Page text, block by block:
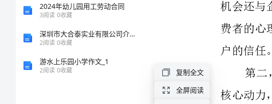
2024年幼儿园用工劳动合同
3阅读 0收藏
深圳市大合泰实业有限公司介绍企业发展分析报告
2阅读 0收藏
游水上乐园小学作文_1
2阅读 0收藏
复制全文
全屏阅读